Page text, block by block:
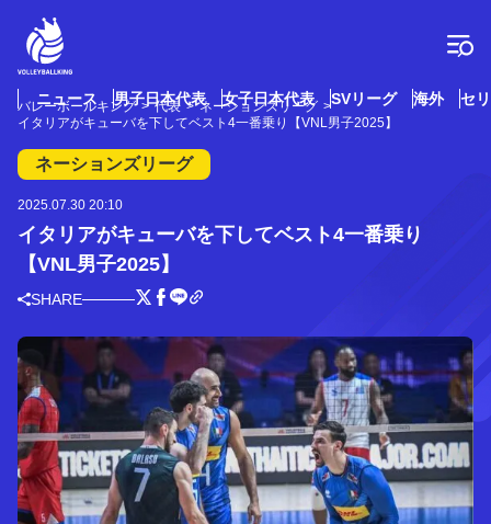
ニュース 男子日本代表 女子日本代表 SVリーグ 海外 セ
バレーボールキング 代表
ネーションズリーグ
イタリアがキューバを下してベスト4一番乗り【VNL男子2025】
ネーションズリーグ
2025.07.30 20:10
イタリアがキューバを下してベスト4一番乗り
【VNL男子2025】
SHARE